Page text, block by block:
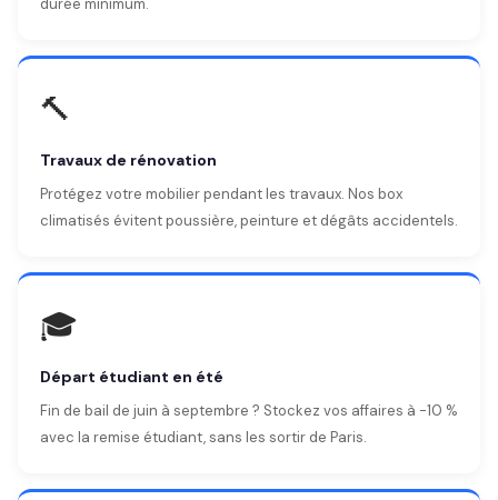
durée minimum.
🔨
Travaux de rénovation
Protégez votre mobilier pendant les travaux. Nos box
climatisés évitent poussière, peinture et dégâts accidentels.
🎓
Départ étudiant en été
Fin de bail de juin à septembre ? Stockez vos affaires à -10 %
avec la remise étudiant, sans les sortir de Paris.